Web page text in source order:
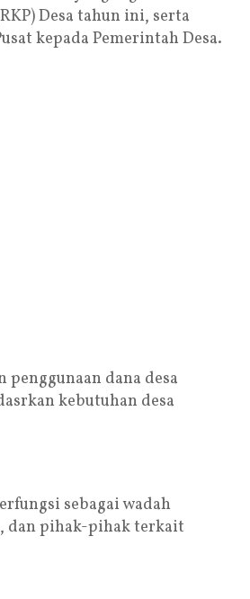
Desa tahun ini, serta
kepada Pemerintah Desa.
penggunaan dana desa
kebutuhan desa
sebagai wadah
dan pihak-pihak terkait